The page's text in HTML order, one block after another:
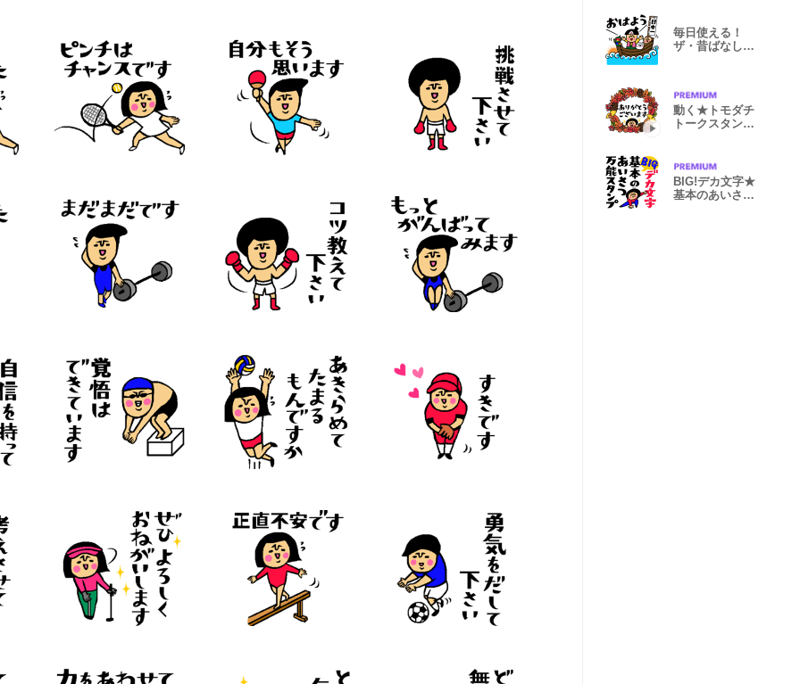
毎日使える！
ザ・昔ばなしス
動く★トモダチ
トークスタンプ
BIG!デカ文字★
基本のあいさつ